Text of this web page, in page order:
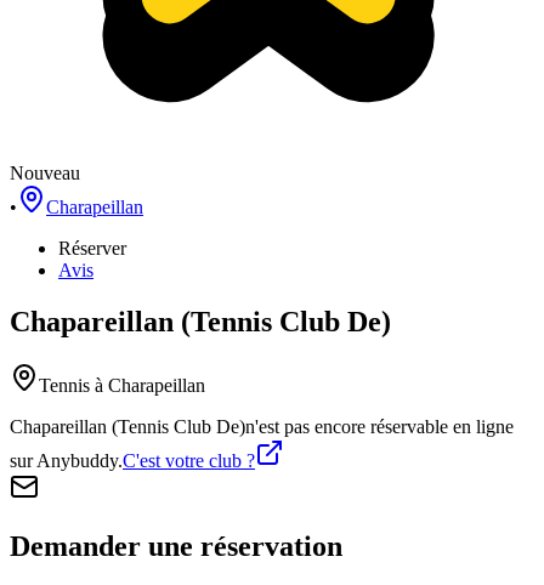
Nouveau
•
Charapeillan
Réserver
Avis
Chapareillan (Tennis Club De)
Tennis à Charapeillan
Chapareillan (Tennis Club De)n'est pas encore réservable en ligne
sur Anybuddy.C'est votre club ?
Demander une réservation